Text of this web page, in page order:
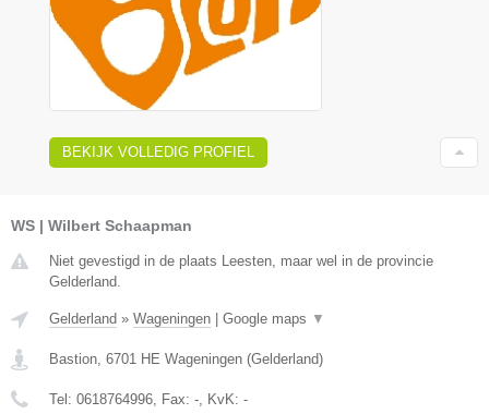
BEKIJK VOLLEDIG PROFIEL
WS | Wilbert Schaapman
Niet gevestigd in de plaats Leesten, maar wel in de provincie
Gelderland.
Gelderland » Wageningen Google maps ▼
Bastion, 6701 HE Wageningen (Gelderland)
Tel: 0618764996, Fax: -, KvK: -